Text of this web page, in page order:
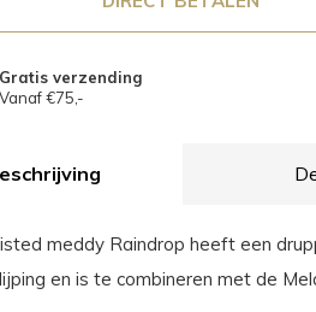
Gratis verzending
Vanaf €75,-
meddy Raindrop heeft een
en is te combineren met de